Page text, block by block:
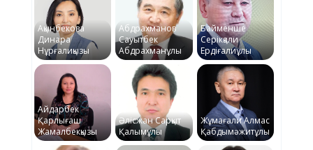
Ақынбекова
Динара
Нұрғалиқызы
Абдрахманов
Сауытбек
Абдрахманұлы
Байменше
Серікқали
Ердіғалиұлы
Айдарбек
Қарлығаш
Жамалбекқызы
Әлісжан Сарқыт
Қалымұлы
Жұмағали Алмас
Қабдымәжитұлы